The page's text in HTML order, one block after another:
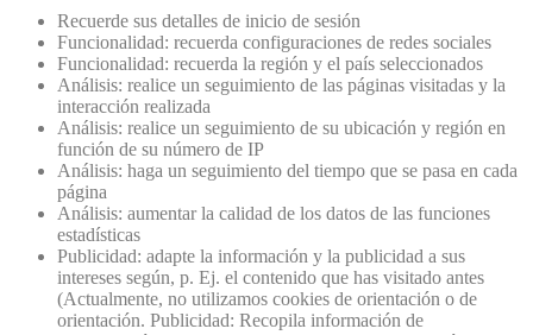
Recuerde sus detalles de inicio de sesión
Funcionalidad: recuerda configuraciones de redes sociales
Funcionalidad: recuerda la región y el país seleccionados
Análisis: realice un seguimiento de las páginas visitadas y la
interacción realizada
Análisis: realice un seguimiento de su ubicación y región en
función de su número de IP
Análisis: haga un seguimiento del tiempo que se pasa en cada
página
Análisis: aumentar la calidad de los datos de las funciones
estadísticas
Publicidad: adapte la información y la publicidad a sus
intereses según, p. Ej. el contenido que has visitado antes
(Actualmente, no utilizamos cookies de orientación o de
orientación. Publicidad: Recopila información de